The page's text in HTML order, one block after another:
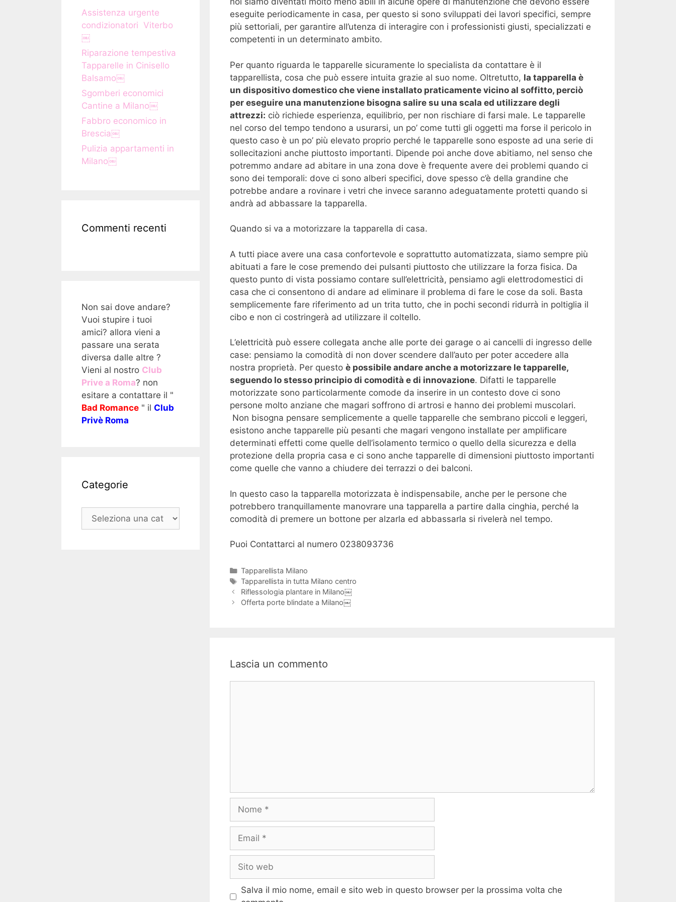
eseguite periodicamente in casa, per questo si sono sviluppati dei lavori specifici, sempre
più settoriali, per garantire all’utenza di interagire con i professionisti giusti, specializzati e
competenti in un determinato ambito.
Per quanto riguarda le tapparelle sicuramente lo specialista da contattare è il
tapparellista, cosa che può essere intuita grazie al suo nome. Oltretutto, la tapparella è
un dispositivo domestico che viene installato praticamente vicino al soffitto, perciò
per eseguire una manutenzione bisogna salire su una scala ed utilizzare degli
attrezzi: ciò richiede esperienza, equilibrio, per non rischiare di farsi male. Le tapparelle
nel corso del tempo tendono a usurarsi, un po’ come tutti gli oggetti ma forse il pericolo in
questo caso è un po’ più elevato proprio perché le tapparelle sono esposte ad una serie di
sollecitazioni anche piuttosto importanti. Dipende poi anche dove abitiamo, nel senso che
potremmo andare ad abitare in una zona dove è frequente avere dei problemi quando ci
sono dei temporali: dove ci sono alberi specifici, dove spesso c’è della grandine che
potrebbe andare a rovinare i vetri che invece saranno adeguatamente protetti quando si
andrà ad abbassare la tapparella.
Quando si va a motorizzare la tapparella di casa.
A tutti piace avere una casa confortevole e soprattutto automatizzata, siamo sempre più
abituati a fare le cose premendo dei pulsanti piuttosto che utilizzare la forza fisica. Da
questo punto di vista possiamo contare sull’elettricità, pensiamo agli elettrodomestici di
casa che ci consentono di andare ad eliminare il problema di fare le cose da soli. Basta
semplicemente fare riferimento ad un trita tutto, che in pochi secondi ridurrà in poltiglia il
cibo e non ci costringerà ad utilizzare il coltello.
L’elettricità può essere collegata anche alle porte dei garage o ai cancelli di ingresso delle
case: pensiamo la comodità di non dover scendere dall’auto per poter accedere alla
nostra proprietà. Per questo è possibile andare anche a motorizzare le tapparelle,
seguendo lo stesso principio di comodità e di innovazione. Difatti le tapparelle
motorizzate sono particolarmente comode da inserire in un contesto dove ci sono
persone molto anziane che magari soffrono di artrosi e hanno dei problemi muscolari.
Non bisogna pensare semplicemente a quelle tapparelle che sembrano piccoli e leggeri,
esistono anche tapparelle più pesanti che magari vengono installate per amplificare
determinati effetti come quelle dell’isolamento termico o quello della sicurezza e della
protezione della propria casa e ci sono anche tapparelle di dimensioni piuttosto importanti
come quelle che vanno a chiudere dei terrazzi o dei balconi.
In questo caso la tapparella motorizzata è indispensabile, anche per le persone che
potrebbero tranquillamente manovrare una tapparella a partire dalla cinghia, perché la
comodità di premere un bottone per alzarla ed abbassarla si rivelerà nel tempo.
Puoi Contattarci al numero 0238093736
Categorie
Tapparellista Milano
Tag
Tapparellista in tutta Milano centro
Navigazione
articolo
Riflessologia plantare in Milano￼
Offerta porte blindate a Milano￼
Lascia un commento
Nome
Email
Sito
web
Salva il mio nome, email e sito web in questo browser per la prossima volta che
Assistenza urgente
condizionatori Viterbo
￼
Riparazione tempestiva
Tapparelle in Cinisello
Balsamo￼
Sgomberi economici
Cantine a Milano￼
Fabbro economico in
Brescia￼
Pulizia appartamenti in
Milano￼
Commenti recenti
Non sai dove andare?
Vuoi stupire i tuoi
amici? allora vieni a
passare una serata
diversa dalle altre ?
Vieni al nostro Club
Prive a Roma? non
esitare a contattare il "
Bad Romance " il Club
Privè Roma
Categorie
Categorie